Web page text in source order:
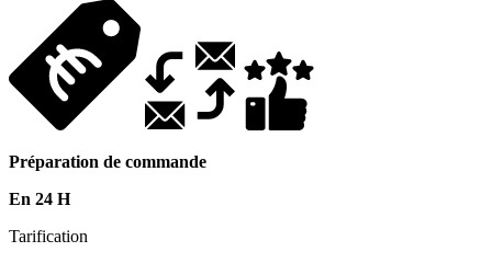
Préparation de commande
En 24 H
Tarification